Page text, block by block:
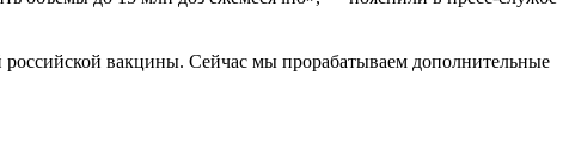
российской вакцины. Сейчас мы прорабатываем дополнительные